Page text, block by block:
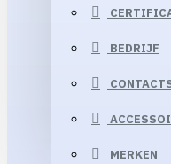
BEDRIJF
MERKEN